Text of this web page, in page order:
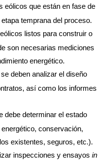
eólicos que están en fase de
temprana del proceso.
listos para construir o
son necesarias mediciones
energético.
deben analizar el diseño
así como los informes
debe determinar el estado
conservación,
existentes, seguros, etc.).
inspecciones y ensayos in